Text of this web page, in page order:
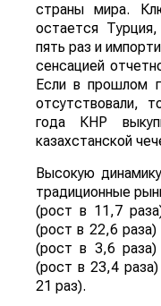
страны мира.
остается
пять раз и
сенсацией
Если в прошлом
отсутствовали,
года КНР
казахстанской
Высокую
традиционные
(рост в 11,7
(рост в 22,6
(рост в 3,6
(рост в 23,4
21 раз).